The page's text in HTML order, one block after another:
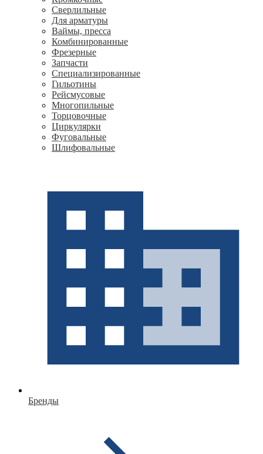
Сверлильные
Для арматуры
Ваймы, пресса
Комбинированные
Фрезерные
Запчасти
Специализированные
Гильотины
Рейсмусовые
Многопильные
Торцовочные
Циркулярки
Фуговальные
Шлифовальные
Бренды